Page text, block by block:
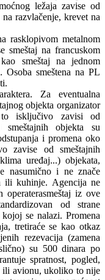
ležaja zavise od
razvlačenje, krevet na
rasklopivom metalnom
na francuskom
smeštaj na jednom
Osoba smeštena na PL
Za eventualna
objekta organizator
isključivo zavisi od
smeštajnih objekta su
i promena oko
zavise od smeštajnih
uređaj...) objekata,
nasumično i ne znače
ili kuhinje. Agencija ne
iz ove
od strane
se nalazi. Promena
tretiraće se kao otkaz
rezevacija (zamena
su 500 dinara po
spratnost, pogled,
ili avionu, ukoliko to nije